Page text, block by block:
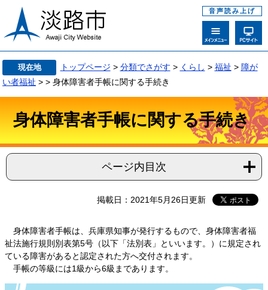
音声読み上げ
現在地 トップページ > 分類でさがす > くらし > 福祉 > 障が
い者福祉 > > 身体障害者手帳に関する手続き
身体障害者手帳に関する手続き
ページ内目次
掲載日：2021年5月26日更新
身体障害者手帳は、兵庫県知事が発行するもので、身体障害者福
祉法施行規則別表第5号（以下「法別表」といいます。）に規定され
ている障害があると認定された方へ交付されます。
手帳の等級には1級から6級まであります。